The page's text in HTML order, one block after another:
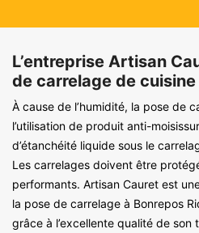
L’entreprise Artisan
de carrelage de
À cause de l’humidité, la pose de
l’utilisation de produit anti-
d’étanchéité liquide sous le
Les carrelages doivent être
performants. Artisan Cauret est
la pose de carrelage à Bonrepos
grâce à l’excellente qualité de son